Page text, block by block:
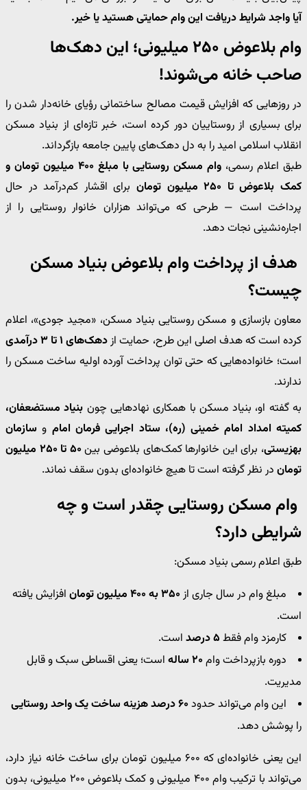
آیا واجد شرایط دریافت این وام حمایتی هستید یا خیر.
وام بلاعوض ۲۵۰ میلیونی؛ این دهک‌ها
صاحب خانه می‌شوند!
در روزهایی که افزایش قیمت مصالح ساختمانی رؤیای خانه‌دار شدن را
برای بسیاری از روستاییان دور کرده است، خبر تازه‌ای از بنیاد مسکن
انقلاب اسلامی امید را به دل دهک‌های پایین جامعه بازگرداند.
طبق اعلام رسمی،
وام مسکن روستایی با مبلغ ۴۰۰ میلیون تومان و
کمک بلاعوض تا ۲۵۰ میلیون تومان
برای اقشار کم‌درآمد در حال
پرداخت است — طرحی که می‌تواند هزاران خانوار روستایی را از
اجاره‌نشینی نجات دهد.
هدف از پرداخت وام بلاعوض بنیاد مسکن
چیست؟
معاون بازسازی و مسکن روستایی بنیاد مسکن، «مجید جودی»، اعلام
کرده است که هدف اصلی این طرح، حمایت ازدهک‌های ۱ تا ۳ درآمدی
است؛ خانواده‌هایی که حتی توان پرداخت آورده اولیه ساخت مسکن را
ندارند.
به گفته او، بنیاد مسکن با همکاری نهادهایی چون بنیاد مستضعفان،
کمیته امداد امام خمینی (ره)، ستاد اجرایی فرمان امام و سازمان
بهزیستی، برای این خانوارها کمک‌های بلاعوضی بین
۵۰ تا ۲۵۰ میلیون
تومان در نظر گرفته است تا هیچ خانواده‌ای بدون سقف نماند.
وام مسکن روستایی چقدر است و چه
شرایطی دارد؟
طبق اعلام رسمی بنیاد مسکن:
مبلغ وام در سال جاری از۳۵۰ به ۴۰۰ میلیون تومان
افزایش یافته
است.
کارمزد وام فقط ۵ درصد
است.
دوره بازپرداخت وام۲۰ ساله
است؛ یعنی اقساطی سبک و قابل
مدیریت.
این وام می‌تواند حدود۶۰ درصد هزینه ساخت یک واحد روستایی
را پوشش دهد.
این یعنی خانواده‌ای که ۶۰۰ میلیون تومان برای ساخت خانه نیاز دارد،
می‌تواند با ترکیب وام ۴۰۰ میلیونی و کمک بلاعوض ۲۰۰ میلیونی، بدون